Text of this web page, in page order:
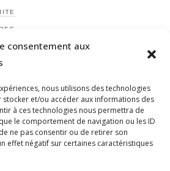
consentement aux
nous utilisons des technologies
et/ou accéder aux informations des
à ces technologies nous permettra de
le comportement de navigation ou les ID
ne pas consentir ou de retirer son
effet négatif sur certaines caractéristiques